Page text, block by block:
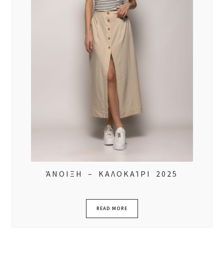
ΆΝΟΙΞΗ – ΚΑΛΟΚΑΊΡΙ 2025
READ MORE